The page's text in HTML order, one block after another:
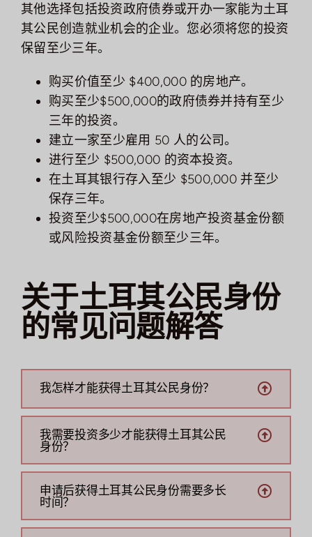
其他选择包括投资政府债券或开办一家能为土耳
其公民创造就业机会的企业。您必须将您的投资
保留至少三年。
购买价值至少 $400,000 的房地产。
购买至少$500,000的政府债券并持有至少
三年的投资。
建立一家至少雇用 50 人的公司。
进行至少 $500,000 的资本投资。
在土耳其银行存入至少 $500,000 并至少
保存三年。
投资至少$500,000在房地产投资基金份额
或风险投资基金份额至少三年。
关于土耳其公民身份
的常见问题解答
我怎样才能获得土耳其公民身份？
我需要投资多少才能获得土耳其公民
身份？
申请后获得土耳其公民身份需要多长
时间？